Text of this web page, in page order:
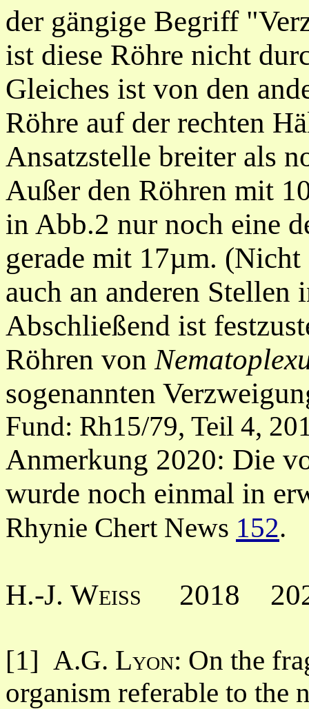
der gängige Begriff
ist diese Röhre nicht
Gleiches ist von den
Röhre auf der rechten
Ansatzstelle breiter als
Außer den Röhren mit
in Abb.2 nur noch eine
gerade mit 17µm.
auch an anderen Stellen
Abschließend ist
Röhren von
sogenannten
Fund: Rh15/79, Teil 4,
Anmerkung 2020: Die
wurde noch einmal in
Rhynie Chert News 152.
H.-J. Weiss 2018
[1] A.G. Lyon: On the
organism referable to the